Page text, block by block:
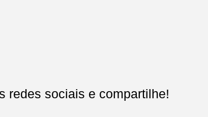
redes sociais e compartilhe!